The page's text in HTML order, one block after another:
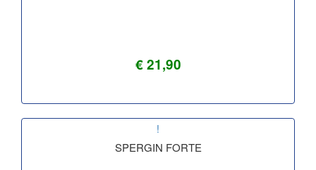
€ 21,90
!
SPERGIN FORTE